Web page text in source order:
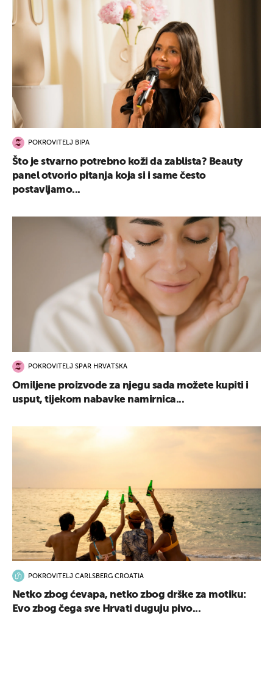
POKROVITELJ BIPA
Što je stvarno potrebno koži da zablista? Beauty
panel otvorio pitanja koja si i same često
postavljamo...
POKROVITELJ SPAR HRVATSKA
Omiljene proizvode za njegu sada možete kupiti i
usput, tijekom nabavke namirnica...
POKROVITELJ CARLSBERG CROATIA
Netko zbog ćevapa, netko zbog drške za motiku:
Evo zbog čega sve Hrvati duguju pivo...